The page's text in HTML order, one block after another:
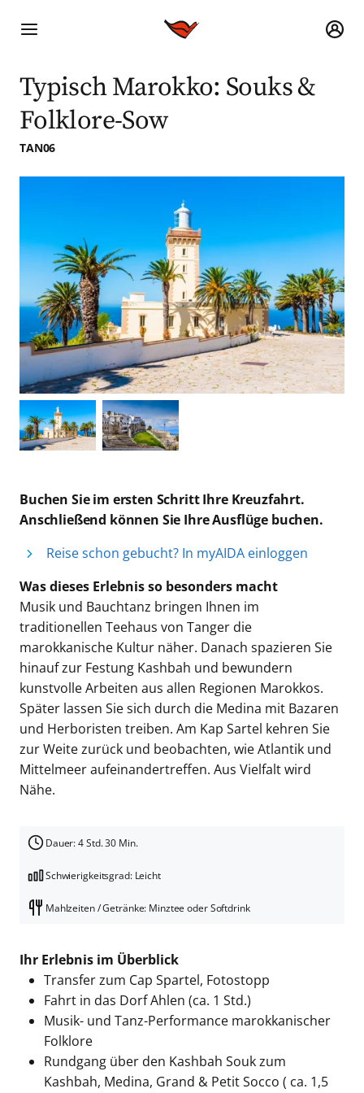
Typisch Marokko: Souks &
Folklore-Sow
TAN06
Buchen Sie im ersten Schritt Ihre Kreuzfahrt.
Anschließend können Sie Ihre Ausflüge buchen.
Reise schon gebucht? In myAIDA einloggen
Was dieses Erlebnis so besonders macht
Musik und Bauchtanz bringen Ihnen im
traditionellen Teehaus von Tanger die
marokkanische Kultur näher. Danach spazieren Sie
hinauf zur Festung Kashbah und bewundern
kunstvolle Arbeiten aus allen Regionen Marokkos.
Später lassen Sie sich durch die Medina mit Bazaren
und Herboristen treiben. Am Kap Sartel kehren Sie
zur Weite zurück und beobachten, wie Atlantik und
Mittelmeer aufeinandertreffen. Aus Vielfalt wird
Nähe.
Dauer: 4 Std. 30 Min.
Schwierigkeitsgrad: Leicht
Mahlzeiten / Getränke: Minztee oder Softdrink
Ihr Erlebnis im Überblick
Transfer zum Cap Spartel, Fotostopp
Fahrt in das Dorf Ahlen (ca. 1 Std.)
Musik- und Tanz-Performance marokkanischer
Folklore
Rundgang über den Kashbah Souk zum
Kashbah, Medina, Grand & Petit Socco ( ca. 1,5